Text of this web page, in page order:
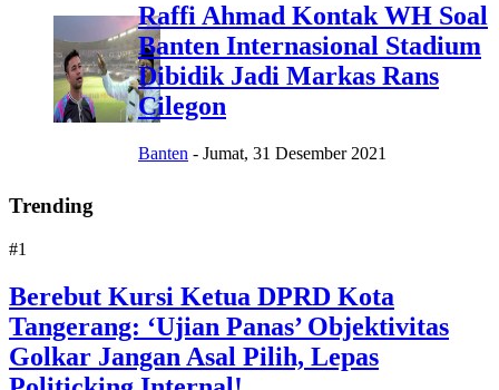
Raffi Ahmad Kontak WH Soal
Banten Internasional Stadium
Dibidik Jadi Markas Rans
Cilegon
Banten - Jumat, 31 Desember 2021
Trending
#1
Berebut Kursi Ketua DPRD Kota
Tangerang: ‘Ujian Panas’ Objektivitas
Golkar Jangan Asal Pilih, Lepas